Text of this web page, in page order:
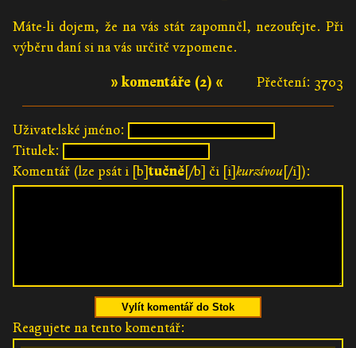
Máte-li dojem, že na vás stát zapomněl, nezoufejte. Při
výběru daní si na vás určitě vzpomene.
Přečtení: 3703
» komentáře (2) «
Uživatelské jméno:
Titulek:
Komentář (lze psát i [b]tučně[/b] či [i]kurzívou[/i]):
Vylít komentář do Stok
Reagujete na tento komentář: